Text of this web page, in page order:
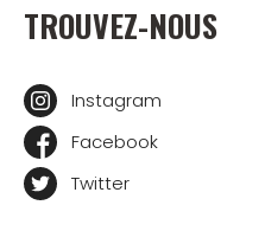
TROUVEZ-NOUS
Instagram
Facebook
Twitter